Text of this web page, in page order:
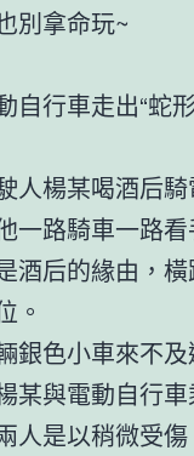
別拿命玩~
自行車走出“蛇
人楊某喝酒后
一路騎車一路
酒后的緣由，
。
銀色小車來不
某與電動自行
人是以稍微受傷